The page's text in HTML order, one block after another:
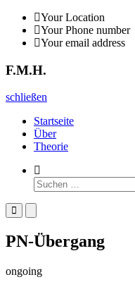
Zurück
zum
Inhalt
Your Location
Your Phone number
Your email address
F.M.H.
schließen
Startseite
Über
Theorie
Such-
Formular
ansehen
Suchen
nach:
Primäres
Menü
mobile
Menü
für
Desktop
PN-Übergang
ongoing